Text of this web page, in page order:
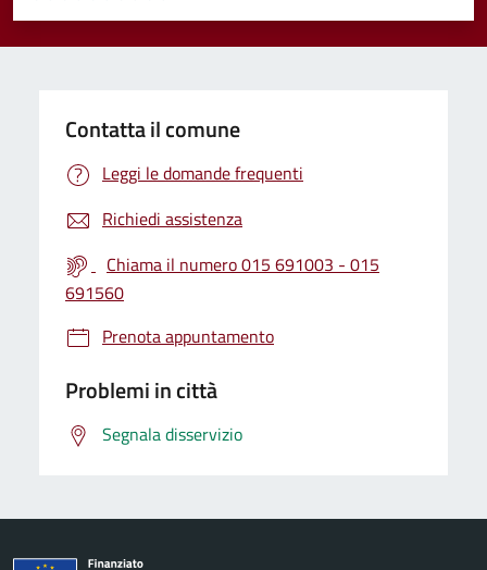
Valuta 5 stelle su 5
Valuta 4 stelle su 5
Valuta 3 stelle su 5
Valuta 2 stelle su 5
Valuta 1 stelle su 5
Contatta il comune
Leggi le domande frequenti
Richiedi assistenza
Chiama il numero 015 691003 - 015
691560
Prenota appuntamento
Problemi in città
Segnala disservizio